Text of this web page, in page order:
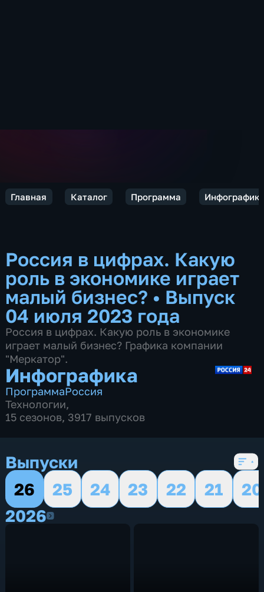
Главная Каталог Программа
Россия в цифрах. Какую
роль в экономике играет
малый бизнес? • Выпуск
04 июля 2023 года
Россия в цифрах. Какую роль в экономике
играет малый бизнес? Графика компании
"Меркатор".
Инфографика
ПрограммаРоссия
Технологии,
15 сезонов, 3917 выпусков
Выпуски
26
25 24 23 22 21
20
20262026